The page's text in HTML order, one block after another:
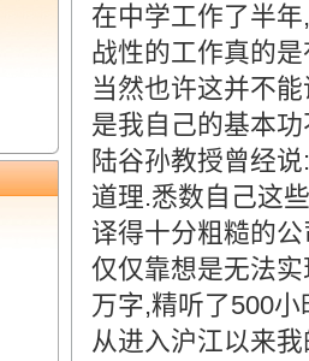
在中学工作了半
战性的工作真的
当然也许这并不
是我自己的基本
陆谷孙教授曾经
道理.悉数自己这
译得十分粗糙的
仅仅靠想是无法
万字,精听了500
从进入沪江以来